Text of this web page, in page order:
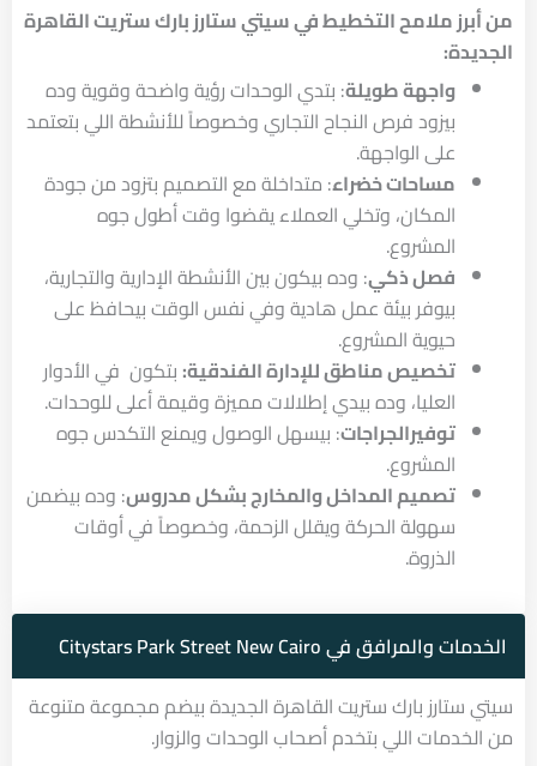
من أبرز ملامح التخطيط في سيتي ستارز بارك ستريت القاهرة
الجديدة:
واجهة طويلة: بتدي الوحدات رؤية واضحة وقوية وده
بيزود فرص النجاح التجاري وخصوصاً للأنشطة اللي بتعتمد
على الواجهة.
مساحات خضراء: متداخلة مع التصميم بتزود من جودة
المكان، وتخلي العملاء يقضوا وقت أطول جوه
المشروع.
فصل ذكي: وده بيكون بين الأنشطة الإدارية والتجارية،
بيوفر بيئة عمل هادية وفي نفس الوقت بيحافظ على
حيوية المشروع.
تخصيص مناطق للإدارة الفندقية: بتكون في الأدوار
العليا، وده بيدي إطلالات مميزة وقيمة أعلى للوحدات.
توفيرالجراجات: بيسهل الوصول ويمنع التكدس جوه
المشروع.
تصميم المداخل والمخارج بشكل مدروس: وده بيضمن
سهولة الحركة ويقلل الزحمة، وخصوصاً في أوقات
الذروة.
الخدمات والمرافق في Citystars Park Street New Cairo
سيتي ستارز بارك ستريت القاهرة الجديدة بيضم مجموعة متنوعة
من الخدمات اللي بتخدم أصحاب الوحدات والزوار.